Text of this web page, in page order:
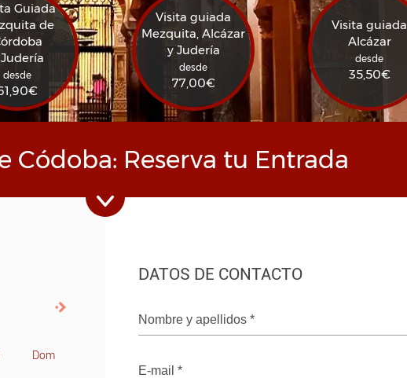
Guiada
de
desde
€
Visita guiada
Mezquita, Alcázar
y Judería
desde
77,00€
Visita guiada
Alcázar
desde
35,50€
Códoba: Reserva tu Entrada
Dom
DATOS DE CONTACTO
Nombre y apellidos *
E-mail *